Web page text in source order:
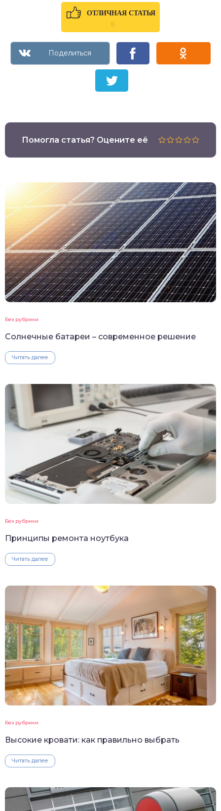
ОТЛИЧНАЯ СТАТЬЯ
0
Помогла статья? Оцените её
Без рубрики
Солнечные батареи – современное решение
Читать далее
Без рубрики
Принципы ремонта ноутбука
Читать далее
Без рубрики
Высокие кровати: как правильно выбрать
Читать далее